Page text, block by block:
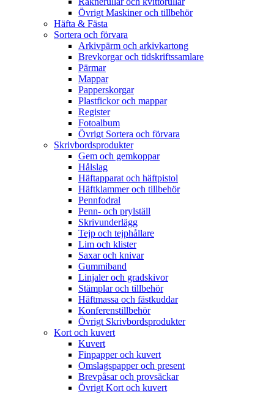
Övrigt Maskiner och tillbehör
Häfta & Fästa
Sortera och förvara
Arkivpärm och arkivkartong
Brevkorgar och tidskriftssamlare
Pärmar
Mappar
Papperskorgar
Plastfickor och mappar
Register
Fotoalbum
Övrigt Sortera och förvara
Skrivbordsprodukter
Gem och gemkoppar
Hålslag
Häftapparat och häftpistol
Häftklammer och tillbehör
Pennfodral
Penn- och prylställ
Skrivunderlägg
Tejp och tejphållare
Lim och klister
Saxar och knivar
Gummiband
Linjaler och gradskivor
Stämplar och tillbehör
Häftmassa och fästkuddar
Konferenstillbehör
Övrigt Skrivbordsprodukter
Kort och kuvert
Kuvert
Finpapper och kuvert
Omslagspapper och present
Brevpåsar och provsäckar
Övrigt Kort och kuvert